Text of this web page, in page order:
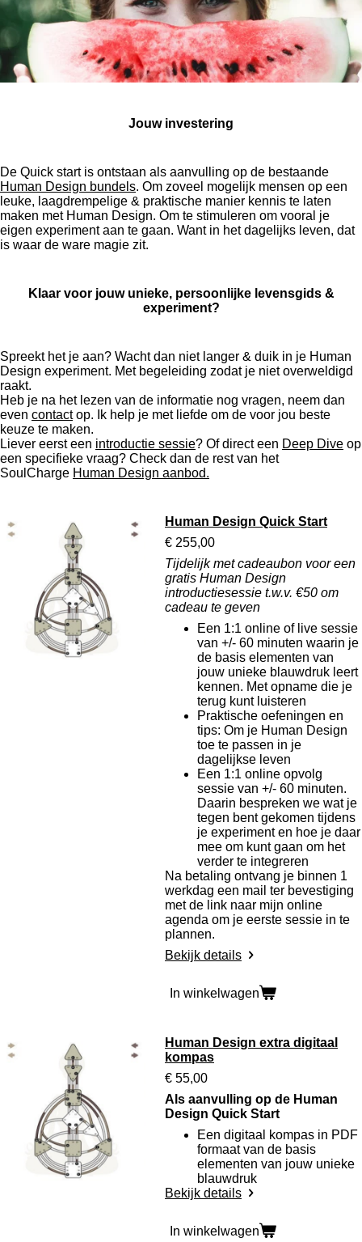
Jouw investering
De Quick start is ontstaan als aanvulling op de bestaande
Human Design bundels. Om zoveel mogelijk mensen op een
leuke, laagdrempelige & praktische manier kennis te laten
maken met Human Design. Om te stimuleren om vooral je
eigen experiment aan te gaan. Want in het dagelijks leven, dat
is waar de ware magie zit.
Klaar voor jouw unieke, persoonlijke levensgids &
experiment?
Spreekt het je aan? Wacht dan niet langer & duik in je Human
Design experiment. Met begeleiding zodat je niet overweldigd
raakt.
Heb je na het lezen van de informatie nog vragen, neem dan
even contactop. Ik help je met liefde om de voor jou beste
keuze te maken.
Liever eerst een introductie sessie? Of direct een Deep Dive op
een specifieke vraag? Check dan de rest van het
SoulCharge Human Design aanbod.
Human Design Quick Start
€ 255,00
Tijdelijk met cadeaubon voor een
gratis Human Design
introductiesessie t.w.v. €50 om
cadeau te geven
Een 1:1 online of live sessie
van +/- 60 minuten waarin je
de basis elementen van
jouw unieke blauwdruk leert
kennen. Met opname die je
terug kunt luisteren
Praktische oefeningen en
tips: Om je Human Design
toe te passen in je
dagelijkse leven
Een 1:1 online opvolg
sessie van +/- 60 minuten.
Daarin bespreken we wat je
tegen bent gekomen tijdens
je experiment en hoe je daar
mee om kunt gaan om het
verder te integreren
Na betaling ontvang je binnen 1
werkdag een mail ter bevestiging
met de link naar mijn online
agenda om je eerste sessie in te
plannen.
Bekijk details
In winkelwagen
Human Design extra digitaal
kompas
€ 55,00
Als aanvulling op de Human
Design Quick Start
Een digitaal kompas in PDF
formaat van de basis
elementen van jouw unieke
blauwdruk
Bekijk details
In winkelwagen